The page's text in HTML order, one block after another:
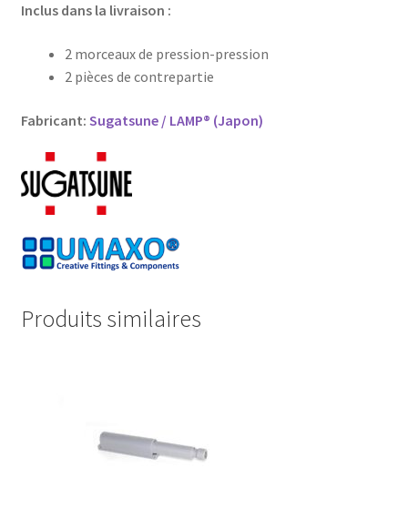
Inclus dans la livraison :
2 morceaux de pression-pression
2 pièces de contrepartie
Fabricant: Sugatsune / LAMP® (Japon)
Produits similaires